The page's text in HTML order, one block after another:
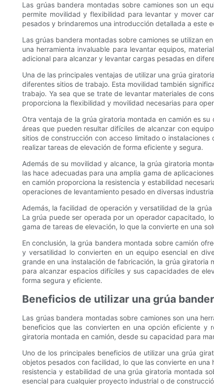
Las grúas bandera montadas sobre camiones son un
permite movilidad y flexibilidad para levantar y mover
pesados ​​y brindaremos una introducción detallada a este
Las grúas bandera montadas sobre camiones se utilizan
una herramienta invaluable para levantar equipos,
adicional para alcanzar y levantar cargas pesadas en
Una de las principales ventajas de utilizar una grúa
diferentes sitios de trabajo. Esta movilidad también
trabajo. Ya sea que se trate de levantar materiales de
proporciona la flexibilidad y movilidad necesarias para
Otra ventaja de la grúa giratoria montada en camión es
áreas que pueden resultar difíciles de alcanzar con
sitios de construcción con acceso limitado o
realizar tareas de elevación de forma eficiente y segura.
Además de su movilidad y alcance, la grúa giratoria
las hace adecuadas para una amplia gama de
en camión proporciona la resistencia y estabilidad
operaciones de levantamiento pesado en diversas
Además, la facilidad de operación y versatilidad de la
La grúa puede ser operada por un operador capacitado,
gama de tareas de elevación, lo que la convierte en una
En conclusión, la grúa bandera montada sobre camión
y versatilidad lo convierten en un equipo esencial en
grande en una instalación de fabricación, la grúa giratoria
para alcanzar espacios difíciles y sus capacidades de
forma segura y eficiente.
Beneficios de utilizar una grúa
Las grúas bandera montadas sobre camiones son una
beneficios que las convierten en una opción eficiente y
giratoria montada en camión, desde su capacidad para
Uno de los principales beneficios de utilizar una grúa
objetos pesados ​​con facilidad, lo que las convierte en
resistencia y estabilidad de una grúa giratoria montada
esencial para cualquier proyecto industrial o de